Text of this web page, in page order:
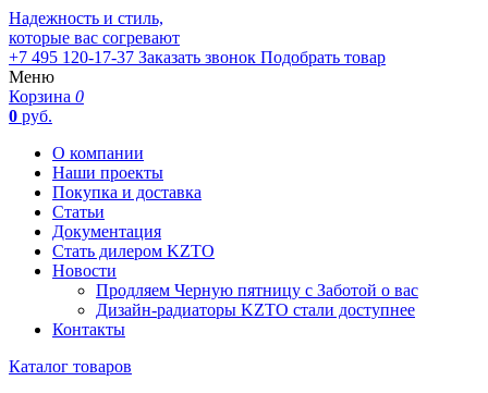
Надежность и стиль,
которые вас согревают
+7 495 120-17-37 Заказать звонок Подобрать товар
Меню
Корзина 0
0 руб.
О компании
Наши проекты
Покупка и доставка
Статьи
Документация
Стать дилером KZTO
Новости
Продляем Черную пятницу с Заботой о вас
Дизайн-радиаторы KZTO стали доступнее
Контакты
Каталог товаров